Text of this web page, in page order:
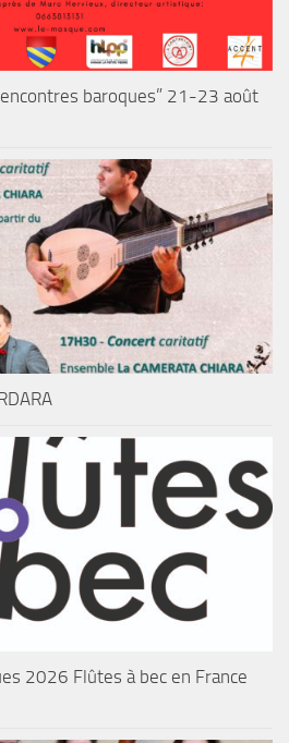
baroques” 21-23 août
2026 Flûtes à bec en France